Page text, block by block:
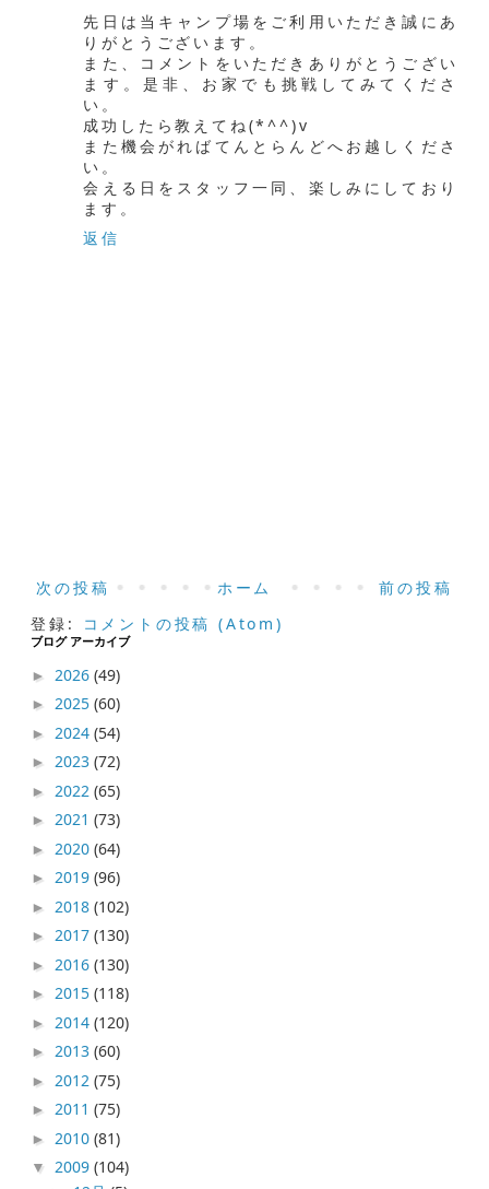
先日は当キャンプ場をご利用いただき誠にあ
りがとうございます。
また、コメントをいただきありがとうござい
ます。是非、お家でも挑戦してみてくださ
い。
成功したら教えてね(*^^)v
また機会がればてんとらんどへお越しくださ
い。
会える日をスタッフ一同、楽しみにしており
ます。
返信
次の投稿 前の投稿
ホーム
登録:
コメントの投稿 (Atom)
ブログ アーカイブ
► 2026(49)
► 2025(60)
► 2024(54)
► 2023(72)
► 2022(65)
► 2021(73)
► 2020(64)
► 2019(96)
► 2018(102)
► 2017(130)
► 2016(130)
► 2015(118)
► 2014(120)
► 2013(60)
► 2012(75)
► 2011(75)
► 2010(81)
▼ 2009(104)